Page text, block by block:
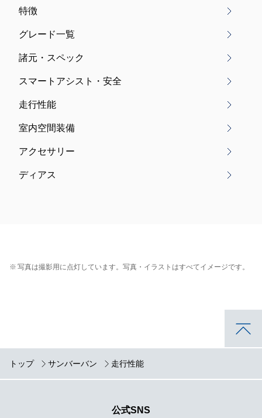
特徴
グレード一覧
諸元・スペック
スマートアシスト・安全
走行性能
室内空間装備
アクセサリー
ディアス
※ 写真は撮影用に点灯しています。写真・イラストはすべてイメージです。
トップ サンバーバン 走行性能
公式SNS